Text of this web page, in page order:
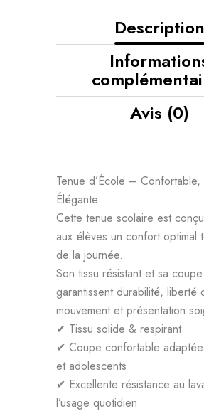
Description
Avis (0)
Tenue d’École –
Élégante
Cette tenue scolaire est
aux élèves un confort optimal
de la journée.
Son tissu résistant et sa
garantissent durabilité, liberté
mouvement et présentation
✔ Tissu solide & respirant
✔ Coupe confortable
et adolescents
✔ Excellente résistance au
l’usage quotidien